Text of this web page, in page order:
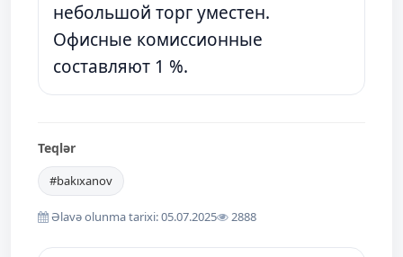
небольшой торг уместен.
Офисные комиссионные
составляют 1 %.
Teqlər
#bakıxanov
Əlavə olunma tarixi: 05.07.2025 2888